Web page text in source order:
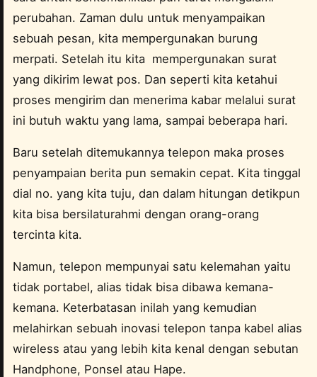
perubahan. Zaman dulu untuk menyampaikan
sebuah pesan, kita mempergunakan burung
merpati. Setelah itu kita mempergunakan surat
yang dikirim lewat pos. Dan seperti kita ketahui
proses mengirim dan menerima kabar melalui surat
ini butuh waktu yang lama, sampai beberapa hari.
Baru setelah ditemukannya telepon maka proses
penyampaian berita pun semakin cepat. Kita tinggal
dial no. yang kita tuju, dan dalam hitungan detikpun
kita bisa bersilaturahmi dengan orang-orang
tercinta kita.
Namun, telepon mempunyai satu kelemahan yaitu
tidak portabel, alias tidak bisa dibawa kemana-
kemana. Keterbatasan inilah yang kemudian
melahirkan sebuah inovasi telepon tanpa kabel alias
wireless atau yang lebih kita kenal dengan sebutan
Handphone, Ponsel atau Hape.